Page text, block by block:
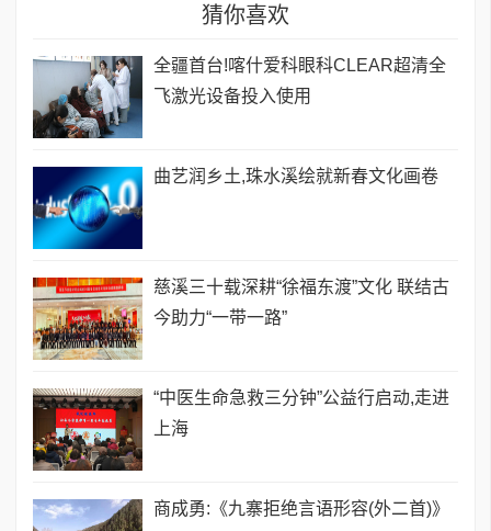
猜你喜欢
全疆首台!喀什爱科眼科CLEAR超清全
飞激光设备投入使用
曲艺润乡土,珠水溪绘就新春文化画卷
慈溪三十载深耕“徐福东渡”文化 联结古
今助力“一带一路”
“中医生命急救三分钟”公益行启动,走进
上海
商成勇:《九寨拒绝言语形容(外二首)》